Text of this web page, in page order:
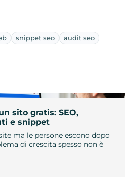
snippet seo audit seo
sito gratis: SEO,
e snippet
ma le persone escono dopo
di crescita spesso non è